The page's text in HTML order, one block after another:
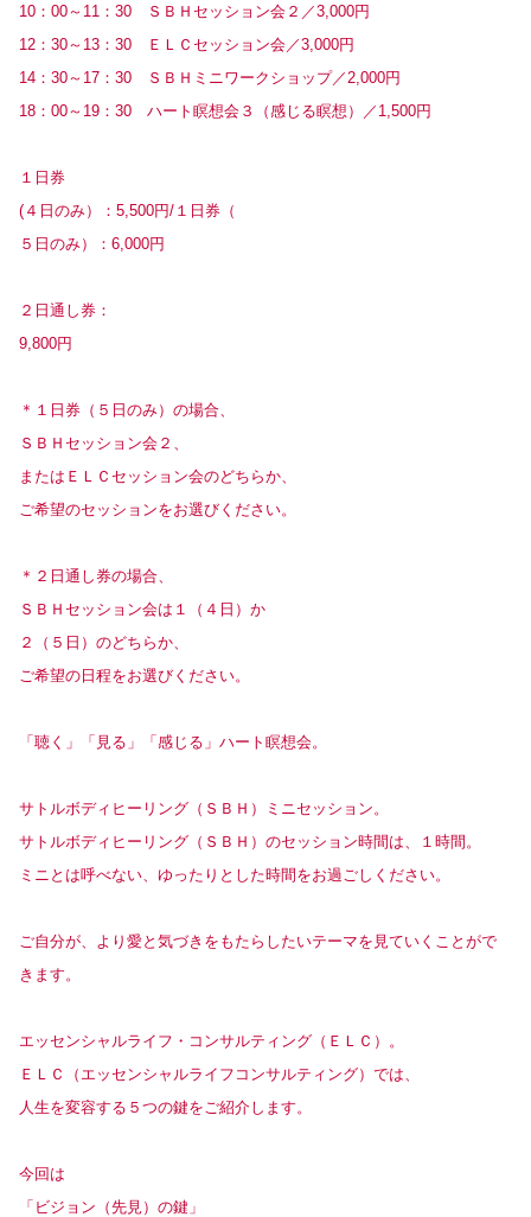
10：00～11：30 ＳＢＨセッション会２／3,000円
12：30～13：30 ＥＬＣセッション会／3,000円
14：30～17：30 ＳＢＨミニワークショップ／2,000円
18：00～19：30 ハート瞑想会３（感じる瞑想）／1,500円
１日券
(４日のみ）：5,500円/１日券（
５日のみ）：6,000円
２日通し券：
9,800円
＊１日券（５日のみ）の場合、
ＳＢＨセッション会２、
またはＥＬＣセッション会のどちらか、
ご希望のセッションをお選びください。
＊２日通し券の場合、
ＳＢＨセッション会は１（４日）か
２（５日）のどちらか、
ご希望の日程をお選びください。
「聴く」「見る」「感じる」ハート瞑想会。
サトルボディヒーリング（ＳＢＨ）ミニセッション。
サトルボディヒーリング（ＳＢＨ）のセッション時間は、１時間。
ミニとは呼べない、ゆったりとした時間をお過ごしください。
ご自分が、より愛と気づきをもたらしたいテーマを見ていくことがで
きます。
エッセンシャルライフ・コンサルティング（ＥＬＣ）。
ＥＬＣ（エッセンシャルライフコンサルティング）では、
人生を変容する５つの鍵をご紹介します。
今回は
「ビジョン（先見）の鍵」